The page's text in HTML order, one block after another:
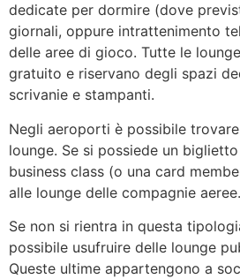
dedicate per dormire (dove
giornali, oppure intrattenimento
delle aree di gioco. Tutte le
gratuito e riservano degli spazi
scrivanie e stampanti.
Negli aeroporti è possibile
lounge. Se si possiede un
business class (o una card
alle lounge delle compagnie aeree.
Se non si rientra in questa
possibile usufruire delle lounge
Queste ultime appartengono a